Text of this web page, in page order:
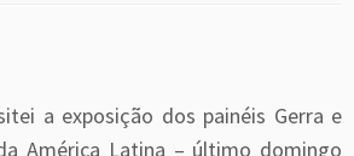
a exposição dos painéis Gerra e
América Latina – último domingo